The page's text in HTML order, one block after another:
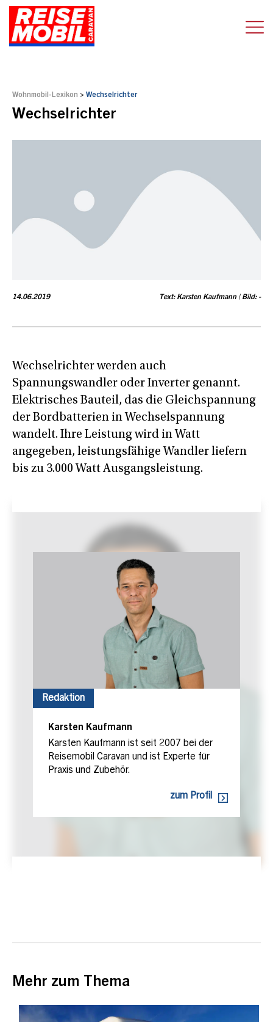
Wohnmobil-Lexikon > Wechselrichter
Wechselrichter
14.06.2019 Text: Karsten Kaufmann | Bild: -
Wechselrichter werden auch
Spannungswandler oder Inverter genannt.
Elektrisches Bauteil, das die Gleichspannung
der Bordbatterien in Wechselspannung
wandelt. Ihre Leistung wird in Watt
angegeben, leistungsfähige Wandler liefern
bis zu 3.000 Watt Ausgangsleistung.
Redaktion
Karsten Kaufmann
Karsten Kaufmann ist seit 2007 bei der
Reisemobil Caravan und ist Experte für
Praxis und Zubehör.
zum Profil
Mehr zum Thema